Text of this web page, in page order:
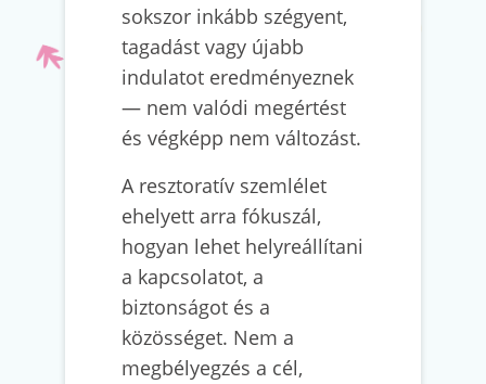
sokszor inkább szégyent,
tagadást vagy újabb
indulatot eredményeznek
— nem valódi megértést
és végképp nem változást.
A resztoratív szemlélet
ehelyett arra fókuszál,
hogyan lehet helyreállítani
a kapcsolatot, a
biztonságot és a
közösséget. Nem a
megbélyegzés a cél,